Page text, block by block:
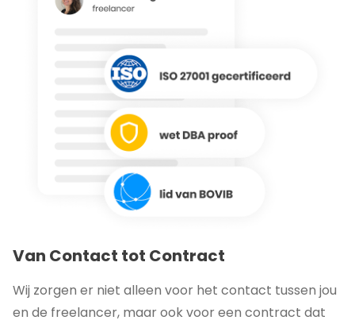
Van Contact tot Contract
Wij zorgen er niet alleen voor het contact tussen jou
en de freelancer, maar ook voor een contract dat